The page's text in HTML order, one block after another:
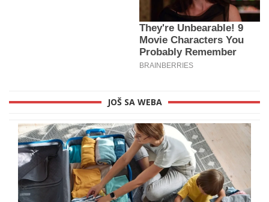
JOŠ SA WEBA